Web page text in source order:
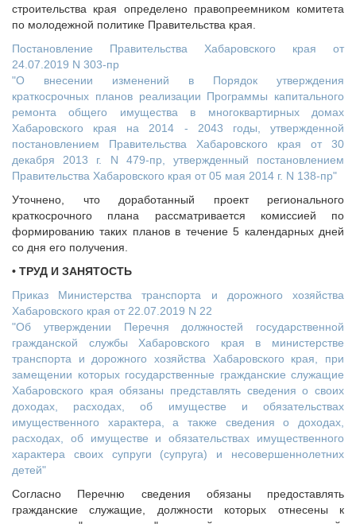
строительства края определено правопреемником комитета
по молодежной политике Правительства края.
Постановление Правительства Хабаровского края от
24.07.2019 N 303-пр
"О внесении изменений в Порядок утверждения
краткосрочных планов реализации Программы капитального
ремонта общего имущества в многоквартирных домах
Хабаровского края на 2014 - 2043 годы, утвержденной
постановлением Правительства Хабаровского края от 30
декабря 2013 г. N 479-пр, утвержденный постановлением
Правительства Хабаровского края от 05 мая 2014 г. N 138-пр"
Уточнено, что доработанный проект регионального
краткосрочного плана рассматривается комиссией по
формированию таких планов в течение 5 календарных дней
со дня его получения.
• ТРУД И ЗАНЯТОСТЬ
Приказ Министерства транспорта и дорожного хозяйства
Хабаровского края от 22.07.2019 N 22
"Об утверждении Перечня должностей государственной
гражданской службы Хабаровского края в министерстве
транспорта и дорожного хозяйства Хабаровского края, при
замещении которых государственные гражданские служащие
Хабаровского края обязаны представлять сведения о своих
доходах, расходах, об имуществе и обязательствах
имущественного характера, а также сведения о доходах,
расходах, об имуществе и обязательствах имущественного
характера своих супруги (супруга) и несовершеннолетних
детей"
Согласно Перечню сведения обязаны предоставлять
гражданские служащие, должности которых отнесены к